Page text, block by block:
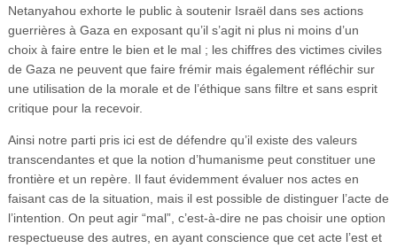
Netanyahou exhorte le public à soutenir Israël dans ses actions
guerrières à Gaza en exposant qu’il s’agit ni plus ni moins d’un
choix à faire entre le bien et le mal ; les chiffres des victimes civiles
de Gaza ne peuvent que faire frémir mais également réfléchir sur
une utilisation de la morale et de l’éthique sans filtre et sans esprit
critique pour la recevoir.
Ainsi notre parti pris ici est de défendre qu’il existe des valeurs
transcendantes et que la notion d’humanisme peut constituer une
frontière et un repère. Il faut évidemment évaluer nos actes en
faisant cas de la situation, mais il est possible de distinguer l’acte de
l’intention. On peut agir “mal”, c’est-à-dire ne pas choisir une option
respectueuse des autres, en ayant conscience que cet acte l’est et